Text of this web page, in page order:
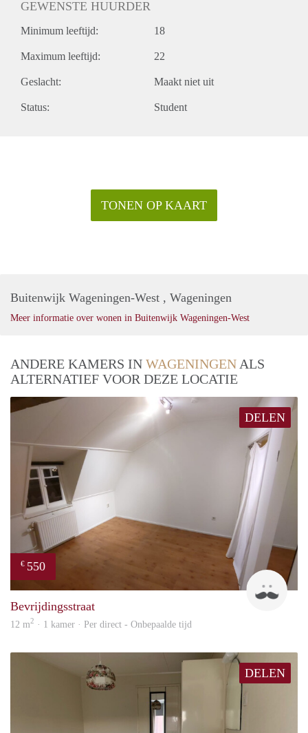
GEWENSTE HUURDER
Minimum leeftijd: 18
Maximum leeftijd: 22
Geslacht: Maakt niet uit
Status: Student
TONEN OP KAART
Buitenwijk Wageningen-West , Wageningen
Meer informatie over wonen in Buitenwijk Wageningen-West
ANDERE KAMERS IN WAGENINGENALS
ALTERNATIEF VOOR DEZE LOCATIE
DELEN
€ 550
Bevrijdingsstraat
12 m2 · 1 kamer · Per direct - Onbepaalde tijd
DELEN